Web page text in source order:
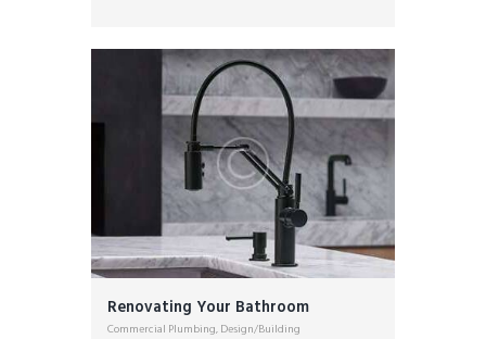
Renovating Your Bathroom
Commercial Plumbing,Design/Building